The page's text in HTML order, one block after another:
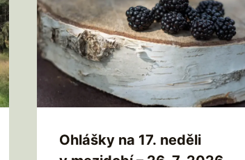
Ohlášky na 17. neděli